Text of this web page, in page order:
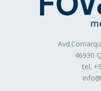
46930
tel. +